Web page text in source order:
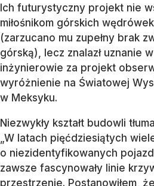
Ich futurystyczny projekt nie
miłośnikom górskich
(zarzucano mu zupełny brak
górską), lecz znalazł uznanie
inżynierowie za projekt
wyróżnienie na Światowej
w Meksyku.
Niezwykły kształt budowli
„W latach pięćdziesiątych
o niezidentyfikowanych
zawsze fascynowały linie
przestrzenie. Postanowiłem,